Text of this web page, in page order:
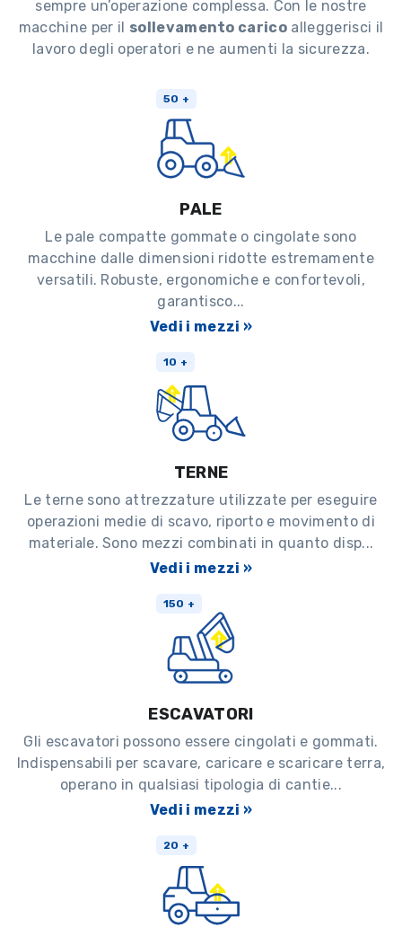
sempre un’operazione complessa. Con le nostre
macchine per il sollevamento carico alleggerisci il
lavoro degli operatori e ne aumenti la sicurezza.
50 +
PALE
Le pale compatte gommate o cingolate sono
macchine dalle dimensioni ridotte estremamente
versatili. Robuste, ergonomiche e confortevoli,
garantisco...
Vedi i mezzi »
10 +
TERNE
Le terne sono attrezzature utilizzate per eseguire
operazioni medie di scavo, riporto e movimento di
materiale. Sono mezzi combinati in quanto disp...
Vedi i mezzi »
150 +
ESCAVATORI
Gli escavatori possono essere cingolati e gommati.
Indispensabili per scavare, caricare e scaricare terra,
operano in qualsiasi tipologia di cantie...
Vedi i mezzi »
20 +